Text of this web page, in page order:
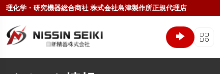
理化学・研究機器総合商社 株式会社島津製作所正規代理店